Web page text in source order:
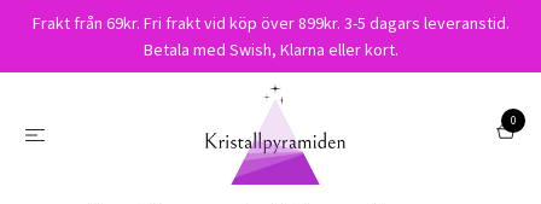
Frakt från 69kr. Fri frakt vid köp över 899kr. 3-5 dagars leveranstid.
Betala med Swish, Klarna eller kort.
0